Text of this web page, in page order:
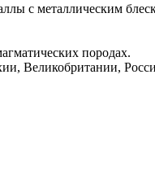
с металлическим
породах.
Великобритании,